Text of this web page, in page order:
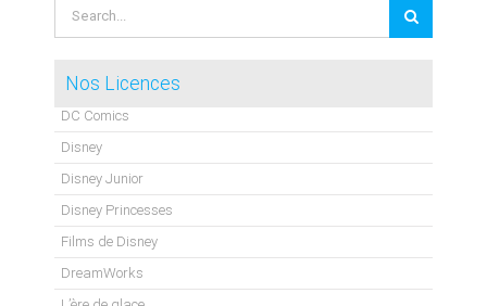
for:
Nos Licences
DC Comics
Disney
Disney Junior
Disney Princesses
Films de Disney
DreamWorks